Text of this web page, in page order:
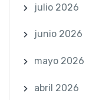
julio 2026
junio 2026
mayo 2026
abril 2026